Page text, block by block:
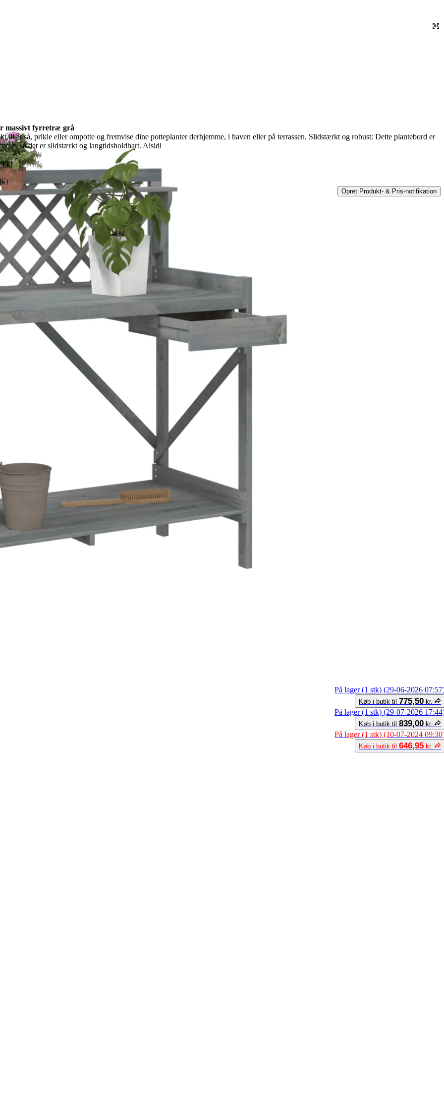
massivt fyrretræ grå
til at så, prikle eller ompotte og fremvise dine potteplanter derhjemme, i haven eller på terrassen. Slidstærkt og robust: Dette plantebord er
så det er slidstærkt og langtidsholdbart. Alsidi
kr
)
Opret Produkt- & Pris-notifikation
På lager (1 stk) (29-06-2026
Køb i butik til 775,50 kr.
På lager (1 stk) (29-07-2026
Køb i butik til 839,00 kr.
På lager (1 stk) (10-07-2024
Køb i butik til 646,95 kr.